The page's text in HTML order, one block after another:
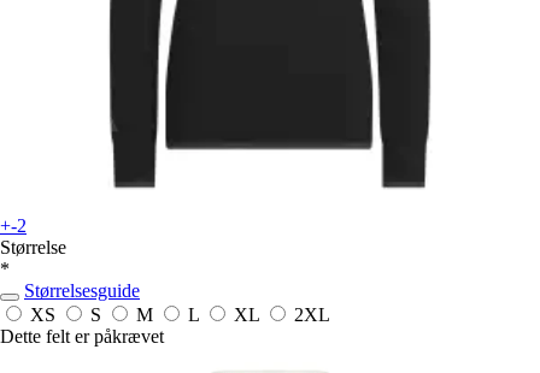
+-2
Størrelse
*
Størrelsesguide
XS
S M L XL
2XL
Dette felt er påkrævet